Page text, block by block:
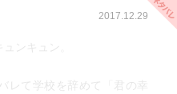
2017.12.29
ンキュン。
レて学校を辞めて「君の幸